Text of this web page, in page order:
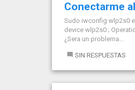
Conectarme
Sudo iwconfig wlp2s0
device wlp2s0 ;
¿Sera un problema...
SIN RESPUESTAS